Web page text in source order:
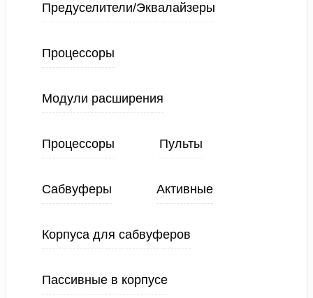
Предуселители/Эквалайзеры
Процессоры
Модули расширения
Процессоры Пульты
Сабвуферы Активные
Корпуса для сабвуферов
Пассивные в корпусе